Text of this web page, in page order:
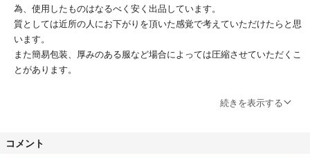
為、使用したものはなるべく安く出品しています。
質としては近所の人にお下がりを頂いた感覚で考えていただけたらと思
います。
また簡易包装、厚みのある服など場合によっては圧縮させていただくこ
とがあります。
仕事をしている為、質問をされてもすぐにお答えできない場合がありま
クの土日祝の発送はできません。
続きを表示する
コメント